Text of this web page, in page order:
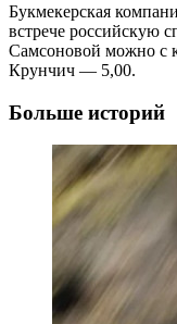
Букмекерская
встрече российскую
Самсоновой можно с
Крунчич — 5,00.
Больше историй